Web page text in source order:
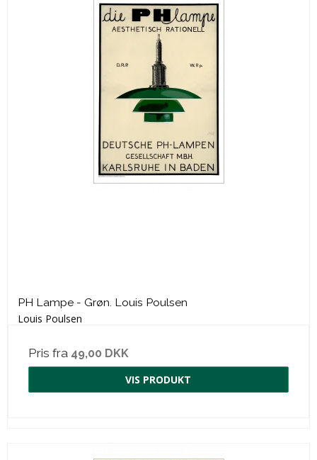
PH Lampe - Grøn. Louis Poulsen
Louis Poulsen
Pris fra 49,00 DKK
VIS PRODUKT